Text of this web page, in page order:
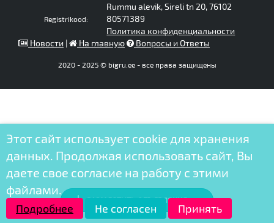
Rummu alevik, Sireli tn 20, 76102
Registrikood:
80571389
Политика конфиденциальности
Новости | На главную Вопросы и Ответы
2020 - 2025 © bigru.ee - все права защищены
РАЗМЕСТИТЬ ОБЪЯВЛЕНИЕ
Этот сайт использует cookie для хранения
данных. Продолжая использовать сайт, Вы
даете свое согласие на работу с этими
файлами.
Подробнее Не согласен Принять